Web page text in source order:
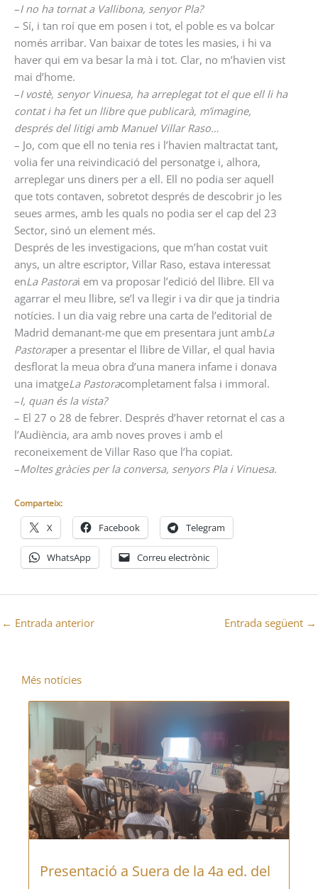
–I no ha tornat a Vallibona, senyor Pla?
– Sí, i tan roí que em posen i tot, el poble es va bolcar
només arribar. Van baixar de totes les masies, i hi va
haver qui em va besar la mà i tot. Clar, no m’havien vist
mai d’home.
–I vostè, senyor Vinuesa, ha arreplegat tot el que ell li ha
contat i ha fet un llibre que publicarà, m’imagine,
després del litigi amb Manuel Villar Raso…
– Jo, com que ell no tenia res i l’havien maltractat tant,
volia fer una reivindicació del personatge i, alhora,
arreplegar uns diners per a ell. Ell no podia ser aquell
que tots contaven, sobretot després de descobrir jo les
seues armes, amb les quals no podia ser el cap del 23
Sector, sinó un element més.
Després de les investigacions, que m’han costat vuit
anys, un altre escriptor, Villar Raso, estava interessat
enLa Pastorai em va proposar l’edició del llibre. Ell va
agarrar el meu llibre, se’l va llegir i va dir que ja tindria
notícies. I un dia vaig rebre una carta de l’editorial de
Madrid demanant-me que em presentara junt ambLa
Pastoraper a presentar el llibre de Villar, el qual havia
desflorat la meua obra d’una manera infame i donava
una imatgeLa Pastoracompletament falsa i immoral.
–I, quan és la vista?
– El 27 o 28 de febrer. Després d’haver retornat el cas a
l’Audiència, ara amb noves proves i amb el
reconeixement de Villar Raso que l’ha copiat.
–Moltes gràcies per la conversa, senyors Pla i Vinuesa.
Comparteix:
X Facebook Telegram
WhatsApp Correu electrònic
← Entrada anterior Entrada següent →
Més notícies
Presentació a Suera de la 4a ed. del